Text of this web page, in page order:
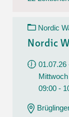
Nordic
Nordic
01.07.26
Mittwoch
09:00 -